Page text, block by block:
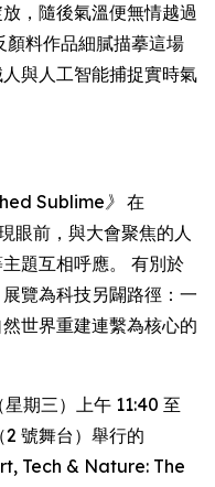
，隨後氣溫便無情越過
顏料作品細膩描摹這場
與人工智能捕捉實時氣
Sublime》 在
眼前，與大會聚焦的人
題互相呼應。 有別於
覽為科技另闢路徑：一
世界重建連繫為核心的
期三）上午 11:40 至
號舞台）舉行的
Tech & Nature: The